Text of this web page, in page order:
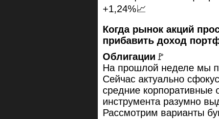
+1,24%📈
Когда рынок акций
прибавить доход
Облигации 🚩
На прошлой неделе мы
Сейчас актуально
средние корпоративные
инструмента разумно
Рассмотрим варианты